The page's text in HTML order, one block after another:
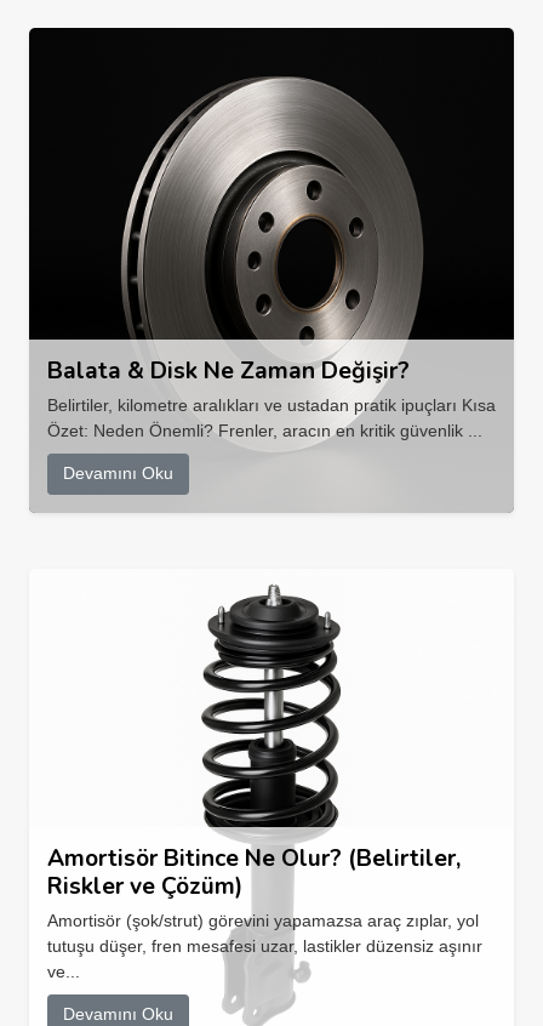
Balata & Disk Ne Zaman Değişir?
Belirtiler, kilometre aralıkları ve ustadan pratik ipuçları Kısa
Özet: Neden Önemli? Frenler, aracın en kritik güvenlik ...
Devamını Oku
Amortisör Bitince Ne Olur? (Belirtiler,
Riskler ve Çözüm)
Amortisör (şok/strut) görevini yapamazsa araç zıplar, yol
tutuşu düşer, fren mesafesi uzar, lastikler düzensiz aşınır
ve...
Devamını Oku